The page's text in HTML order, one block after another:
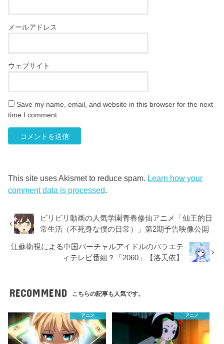
メールアドレス
ウェブサイト
Save my name, email, and website in this browser for the next
time I comment.
This site uses Akismet to reduce spam. Learn how your
comment data is processed.
ビリビリ動画の人気学園青春修仙アニメ「仙王的日
常生活（不死身な僕の日常）」第2期予告映像公開
江蘇衛視による中国バーチャルアイドルのバラエテ
ィテレビ番組？「2060」【洛天依】
RECOMMEND こちらの記事も人気です。
アニメ アニメ